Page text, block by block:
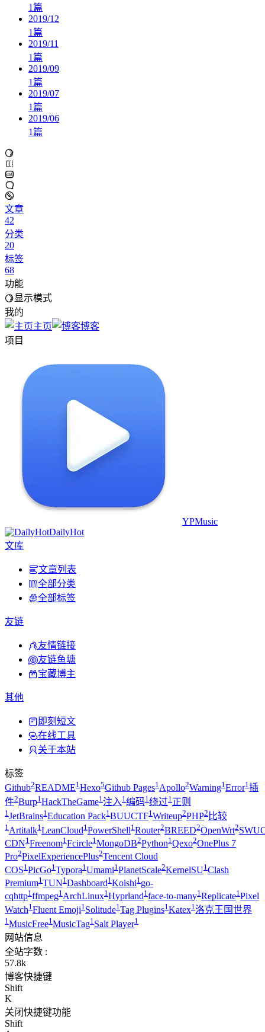
1篇
2019/12
1篇
2019/11
1篇
2019/09
1篇
2019/07
1篇
2019/06
1篇
文章
42
分类
20
标签
68
功能
显示模式
我的
主页
博客
项目
YPMusic
DailyHot
文库
文章列表
全部分类
全部标签
友链
友情链接
友链鱼塘
宝藏博主
其他
即刻短文
在线工具
关于本站
标签
Github2README1 Hexo5Github Pages1 Apollo2Warning1 Error1 插
件2Burp1 HackTheGame1 注入 1 编码1 绕过1 正则
1 JetBrains1 Education Pack1 BUUCTF1 Writeup2PHP2 比较
1 Artitalk1 LeanCloud1 PowerShell1 Router2BREED2OpenWrt2
CDN1 Freenom1 Fcircle1 MongoDB2Python1 Qexo2OnePlus 7
Pro2PixelExperiencePlus2Tencent Cloud
COS1 PicGo1 Typora1 Umami1 PlanetScale2KernelSU1 Clash
Premium1 TUN1 Dashboard1 Koishi1 go-
cqhttp1 ffmpeg1 ArchLinux1 Hyprland1 face-to-many1 Replicate1 Pixel
Watch1 Fluent Emoji1 Solitude1 Tag Plugins1 Katex1 洛克王国世界
1 MusicFree1 MusicTag1 Salt Player1
网站信息
全站字数 :
57.8k
博客快捷键
Shift
K
关闭快捷键功能
Shift